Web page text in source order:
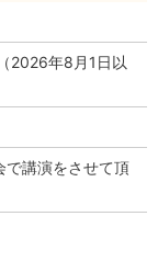
2026年8月1日以
で講演をさせて頂